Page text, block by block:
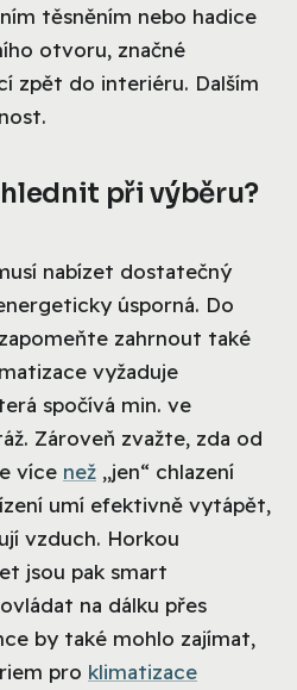
těsněním nebo hadice
otvoru, značné
zpět do interiéru. Dalším
při výběru?
nabízet dostatečný
úsporná. Do
zahrnout také
vyžaduje
spočívá min. ve
Zároveň zvažte, zda od
více než „jen“ chlazení
umí efektivně vytápět,
vzduch. Horkou
jsou pak smart
na dálku přes
by také mohlo zajímat,
pro klimatizace